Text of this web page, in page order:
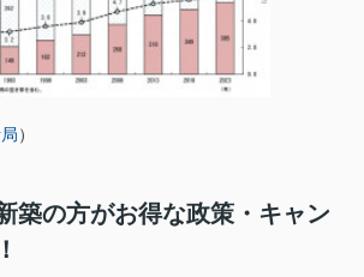
）
築の方がお得な政策・キャン